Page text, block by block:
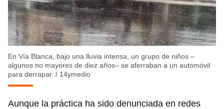
En Vía Blanca, bajo una lluvia intensa, un grupo de niños –
algunos no mayores de diez años– se aferraban a un automóvil
para derrapar. / 14ymedio
Aunque la práctica ha sido denunciada en redes